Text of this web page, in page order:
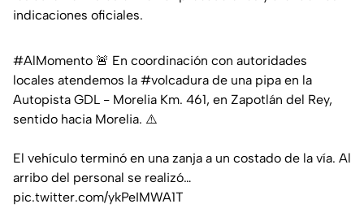
indicaciones oficiales.
#AlMomento 🚨 En coordinación con autoridades
locales atendemos la #volcadura de una pipa en la
Autopista GDL - Morelia Km. 461, en Zapotlán del Rey,
sentido hacia Morelia. ⚠️
El vehículo terminó en una zanja a un costado de la vía. Al
arribo del personal se realizó…
pic.twitter.com/ykPeIMWA1T